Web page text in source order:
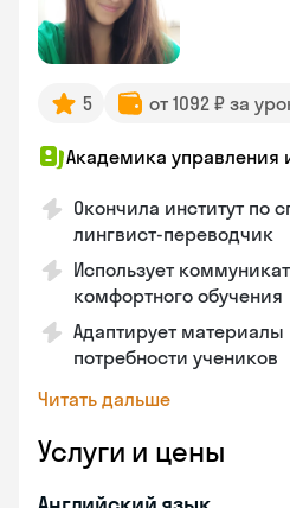
5 от 1092 ₽ за
Академика управления
Окончила институт по
лингвист-переводчик
Использует
комфортного обучения
Адаптирует
потребности учеников
Читать дальше
Услуги и цены